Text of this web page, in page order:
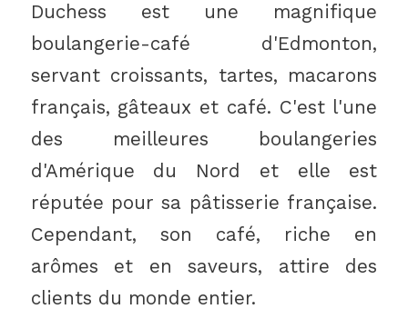
Duchess est une magnifique
boulangerie-café d'Edmonton,
servant croissants, tartes, macarons
français, gâteaux et café. C'est l'une
des meilleures boulangeries
d'Amérique du Nord et elle est
réputée pour sa pâtisserie française.
Cependant, son café, riche en
arômes et en saveurs, attire des
clients du monde entier.